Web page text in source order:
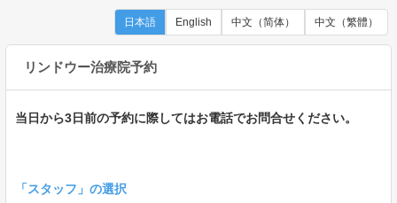
日本語 English 中文（简体） 中文（繁體）
リンドウー治療院予約
当日から3日前の予約に際してはお電話でお問合せください。
「スタッフ 」の選択